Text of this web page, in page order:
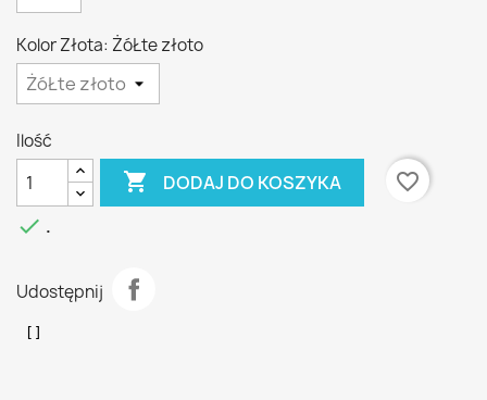
Kolor Złota: ŻóŁte złoto
Ilość
 DODAJ DO KOSZYKA
favorite_border
 .
Udostępnij